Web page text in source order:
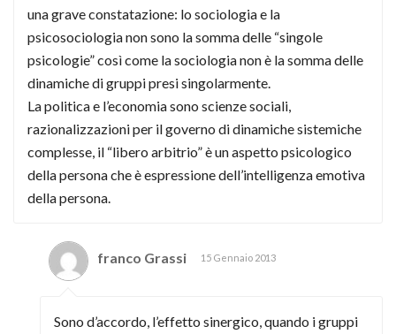
una grave constatazione: lo sociologia e la
psicosociologia non sono la somma delle “singole
psicologie” così come la sociologia non è la somma delle
dinamiche di gruppi presi singolarmente.
La politica e l’economia sono scienze sociali,
razionalizzazioni per il governo di dinamiche sistemiche
complesse, il “libero arbitrio” è un aspetto psicologico
della persona che è espressione dell’intelligenza emotiva
della persona.
franco Grassi 15 Gennaio 2013
Sono d’accordo, l’effetto sinergico, quando i gruppi